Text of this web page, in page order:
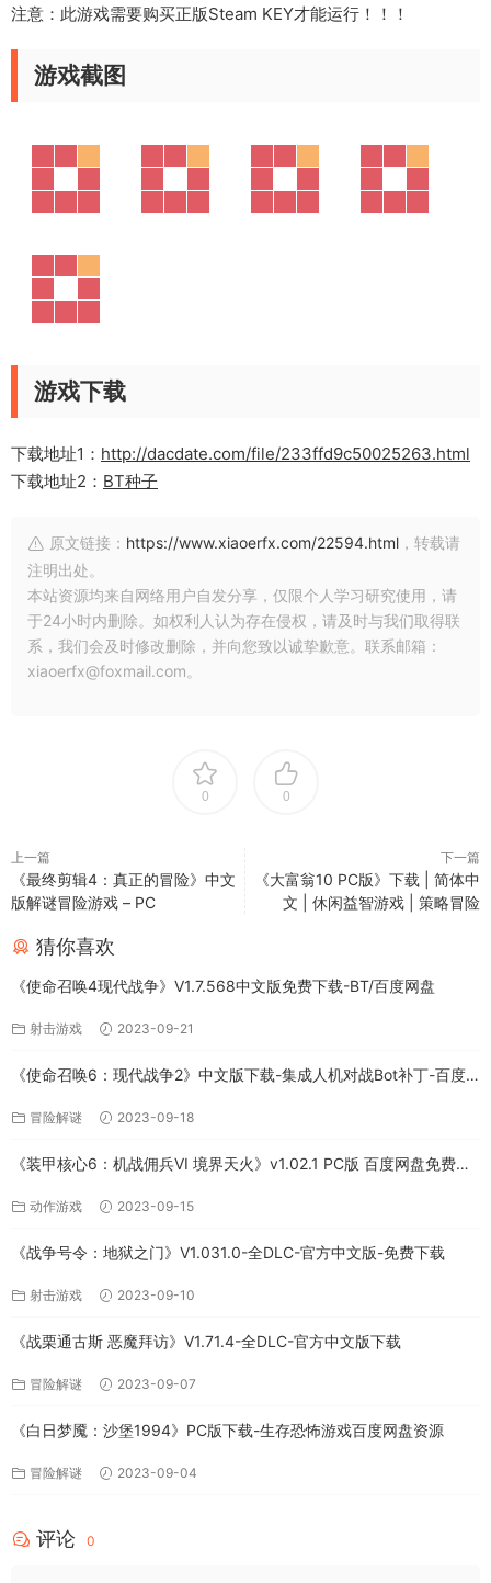
注意：此游戏需要购买正版Steam KEY才能运行！！！
游戏截图
游戏下载
下载地址1： http://dacdate.com/file/233ffd9c50025263.html
下载地址2： BT种子
原文链接： https://www.xiaoerfx.com/22594.html ，转载请
注明出处。
本站资源均来自网络用户自发分享，仅限个人学习研究使用，请
于24小时内删除。如权利人认为存在侵权，请及时与我们取得联
系，我们会及时修改删除，并向您致以诚挚歉意。联系邮箱：
xiaoerfx@foxmail.com。
0 0
上一篇
《最终剪辑4：真正的冒险》中文
版解谜冒险游戏 – PC
下一篇
《大富翁10 PC版》下载 | 简体中
文 | 休闲益智游戏 | 策略冒险
猜你喜欢
《使命召唤4现代战争》V1.7.568中文版免费下载-BT/百度网盘
射击游戏 2023-09-21
《使命召唤6：现代战争2》中文版下载-集成人机对战Bot补丁-百度
冒险解谜 2023-09-18
《装甲核心6：机战佣兵VI 境界天火》v1.02.1 PC版 百度网盘免费下
动作游戏 2023-09-15
《战争号令：地狱之门》V1.031.0-全DLC-官方中文版-免费下载
射击游戏 2023-09-10
《战栗通古斯 恶魔拜访》V1.71.4-全DLC-官方中文版下载
冒险解谜 2023-09-07
《白日梦魇：沙堡1994》PC版下载-生存恐怖游戏百度网盘资源
冒险解谜 2023-09-04
评论 0